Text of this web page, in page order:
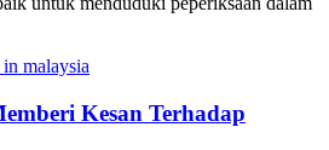
Kesan Terhadap